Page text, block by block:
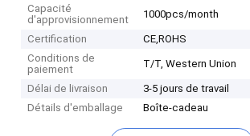
Capacité
d'approvisionnement
1000pcs/month
Certification
CE,ROHS
Conditions de
paiement
T/T, Western Union
Délai de livraison
3-5 jours de travail
Détails d'emballage
Boîte-cadeau